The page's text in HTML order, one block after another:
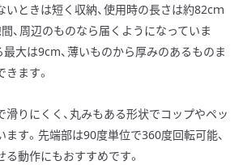
ときは短く収納、使用時の長さは約82cｍ
、周辺のものなら届くようになっていま
大は9cm、薄いものから厚みのあるものま
ます。
りにくく、丸みもある形状でコップやペッ
ます。先端部は90度単位で360度回転可能、
動作にもおすすめです。